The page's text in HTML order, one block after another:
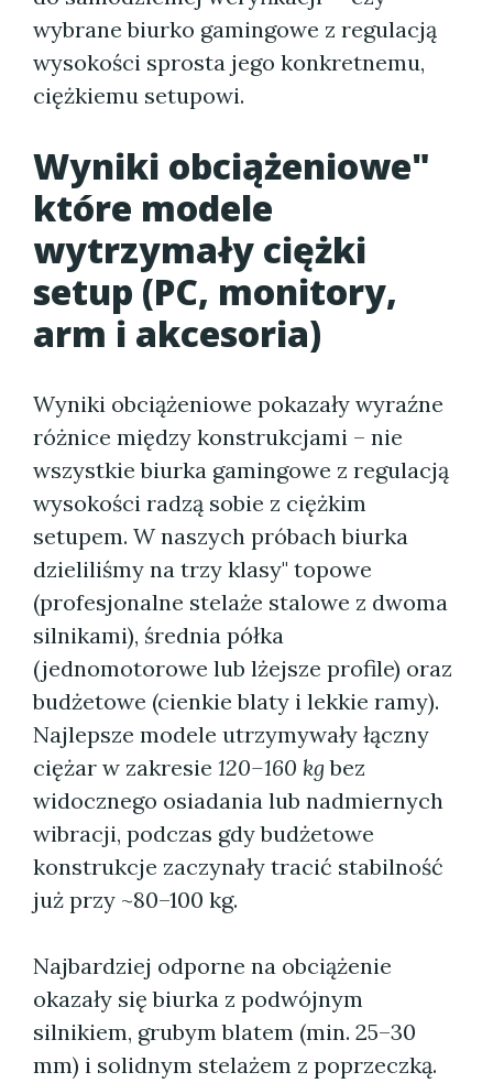
wybrane biurko gamingowe z regulacją
wysokości sprosta jego konkretnemu,
ciężkiemu setupowi.
Wyniki obciążeniowe"
które modele
wytrzymały ciężki
setup (PC, monitory,
arm i akcesoria)
Wyniki obciążeniowe pokazały wyraźne
różnice między konstrukcjami – nie
wszystkie biurka gamingowe z regulacją
wysokości radzą sobie z ciężkim
setupem. W naszych próbach biurka
dzieliliśmy na trzy klasy" topowe
(profesjonalne stelaże stalowe z dwoma
silnikami), średnia półka
(jednomotorowe lub lżejsze profile) oraz
budżetowe (cienkie blaty i lekkie ramy).
Najlepsze modele utrzymywały łączny
ciężar w zakresie 120–160 kg bez
widocznego osiadania lub nadmiernych
wibracji, podczas gdy budżetowe
konstrukcje zaczynały tracić stabilność
już przy ~80–100 kg.
Najbardziej odporne na obciążenie
okazały się biurka z podwójnym
silnikiem, grubym blatem (min. 25–30
mm) i solidnym stelażem z poprzeczką.